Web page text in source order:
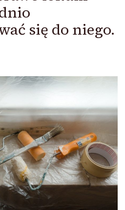
się do niego.